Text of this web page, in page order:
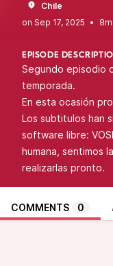
Chile
•
EPISODE
Segundo episodio
temporada.
En esta ocasión
Los subtitulos han
software libre:
humana, sentimos
realizarlas pronto.
COMMENTS 0